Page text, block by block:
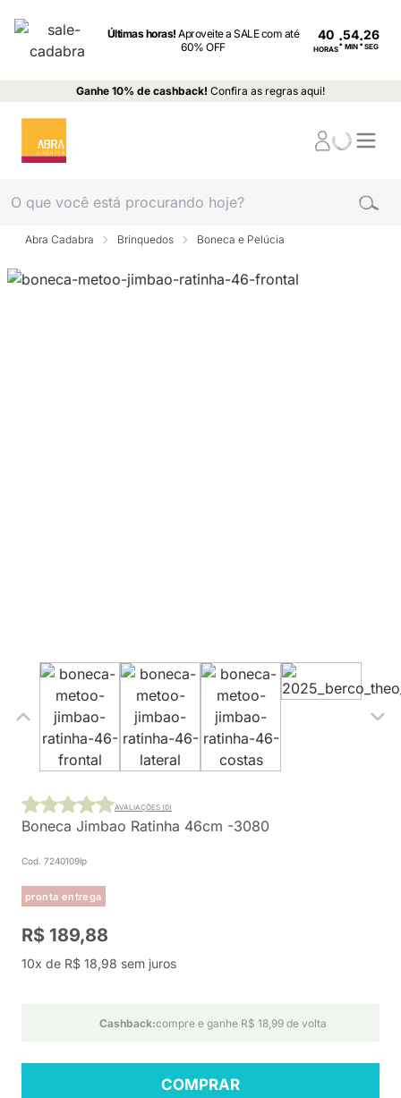
Últimas horas!Aproveite a SALE com até
60% OFF
40
HORAS: MIN : SEG
Ganhe 10% de cashback! Confira as regras aqui!
Abra Cadabra Brinquedos Boneca e Pelúcia
Boneca Jimbao Ratinha 46cm -3080
Cod. 7240109lp
pronta entrega
AVALIAÇÕES (0)
R$ 189,88
10x de R$ 18,98 sem juros
Cashback:compre e ganhe R$ 18,99 de volta
COMPRAR